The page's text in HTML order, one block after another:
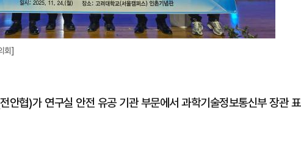
회]
안협)가 연구실 안전 유공 기관 부문에서 과학기술정보통신부 장관 표